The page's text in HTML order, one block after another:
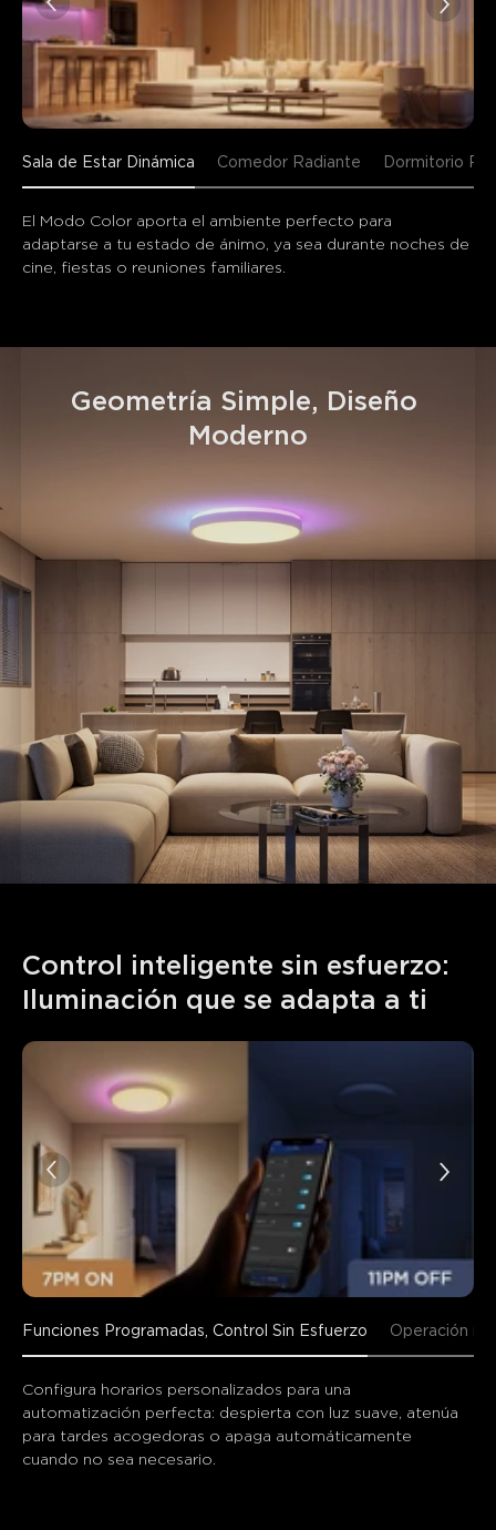
Sala de Estar Dinámica Comedor Radiante Dormitorio
El Modo Color aporta el ambiente perfecto para
adaptarse a tu estado de ánimo, ya sea durante noches de
cine, fiestas o reuniones familiares.
Geometría Simple, Diseño
Moderno
Control inteligente sin esfuerzo:
Iluminación que se adapta a ti
Funciones Programadas, Control Sin Esfuerzo Operación
Configura horarios personalizados para una
automatización perfecta: despierta con luz suave, atenúa
para tardes acogedoras o apaga automáticamente
cuando no sea necesario.